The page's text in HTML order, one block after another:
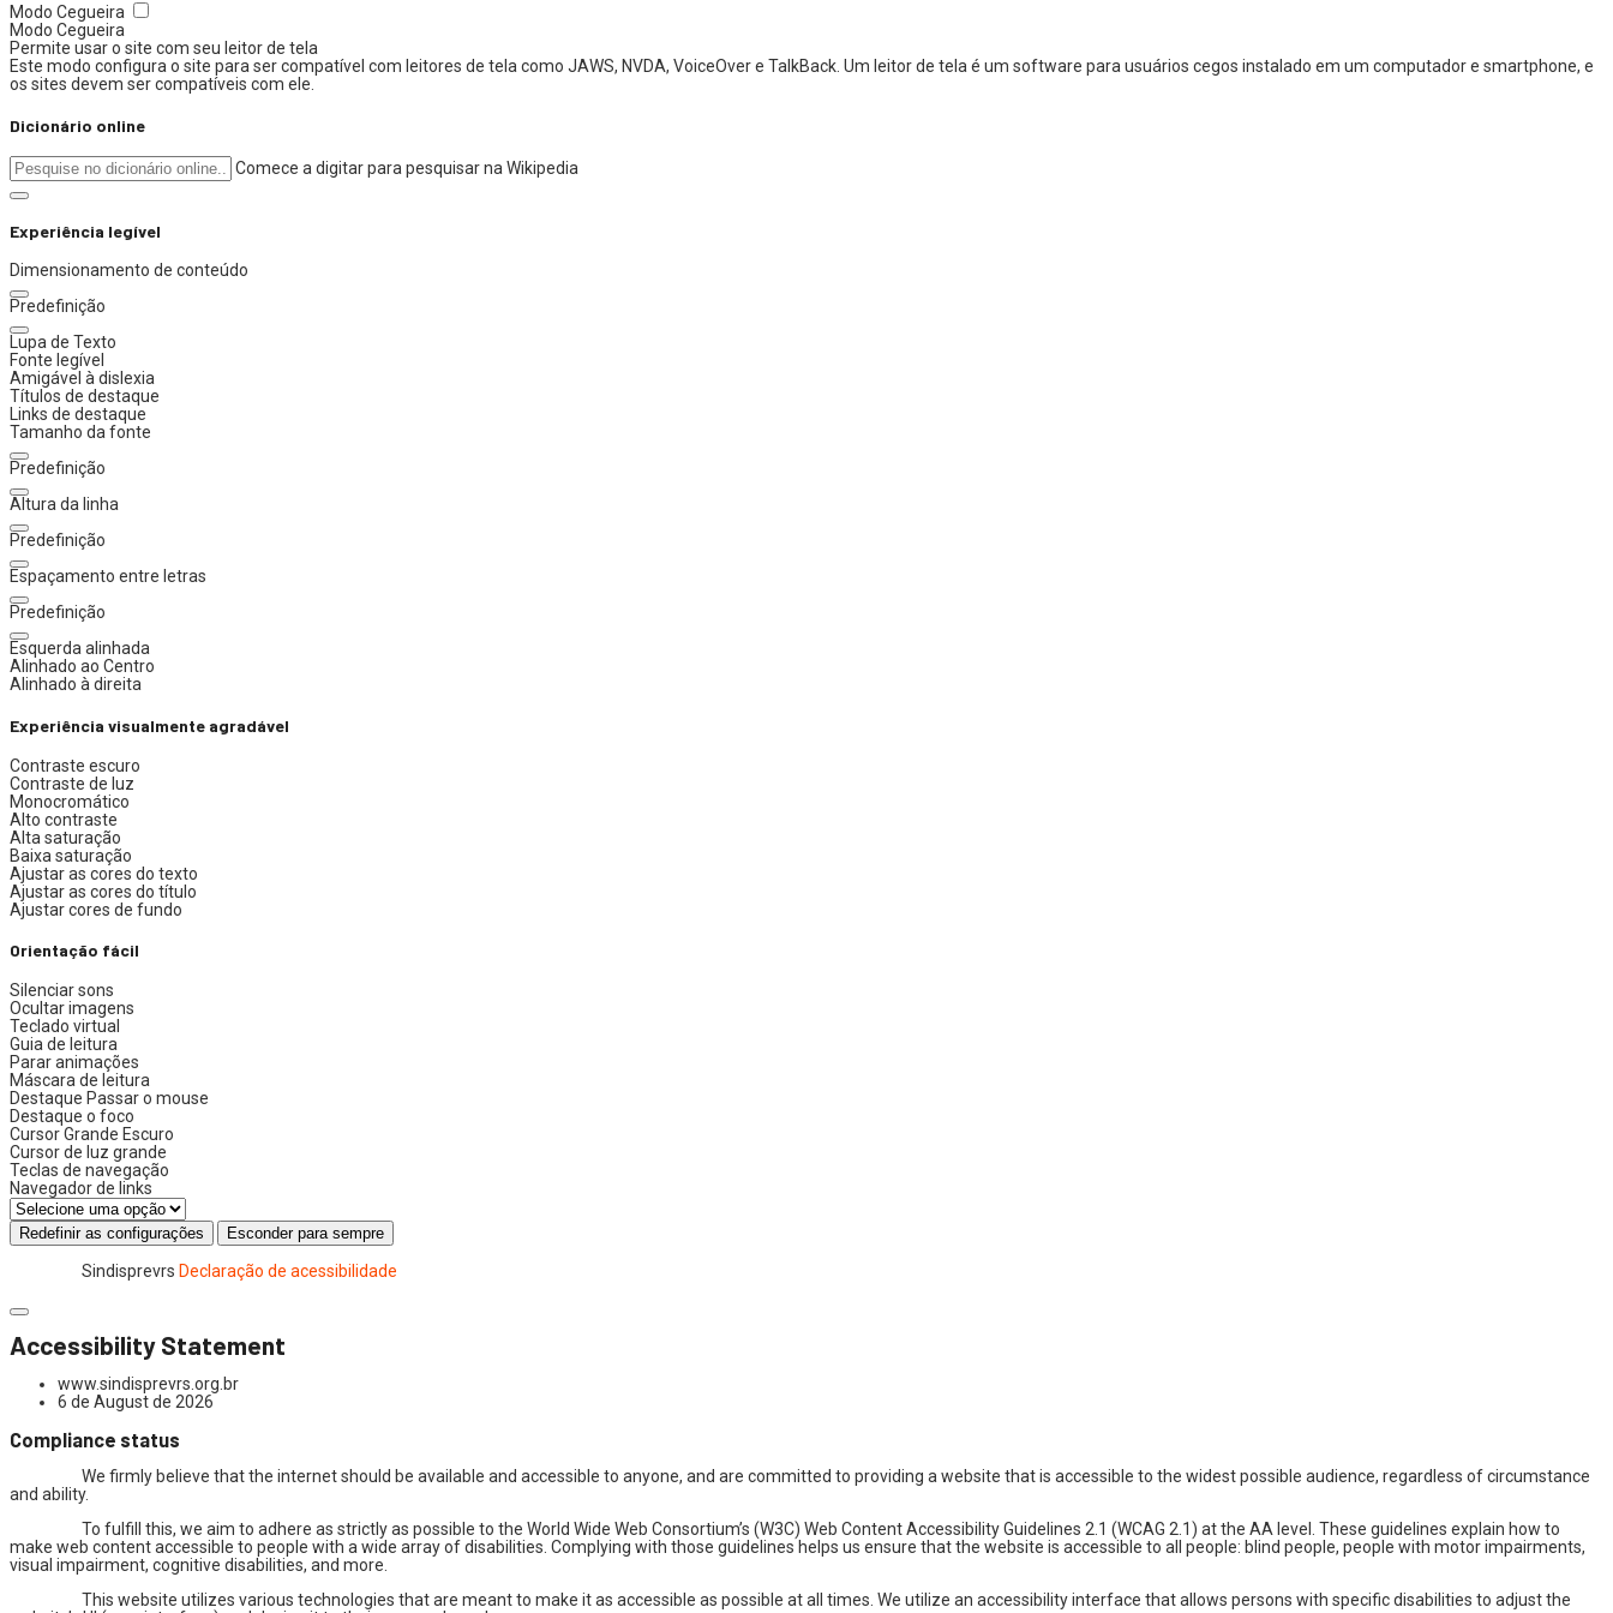
Modo Cegueira
Modo Cegueira
Permite usar o site com seu leitor de tela
Este modo configura o site para ser compatível com leitores de tela como JAWS, NVDA, VoiceOver e TalkBack. Um leitor de tela é um software para usuários cegos instalado em um computador e smartphone, e
os sites devem ser compatíveis com ele.
Dicionário online
Comece a digitar para pesquisar na Wikipedia
Experiência legível
Dimensionamento de conteúdo
Predefinição
Lupa de Texto
Fonte legível
Amigável à dislexia
Títulos de destaque
Links de destaque
Tamanho da fonte
Predefinição
Altura da linha
Predefinição
Espaçamento entre letras
Predefinição
Esquerda alinhada
Alinhado ao Centro
Alinhado à direita
Experiência visualmente agradável
Contraste escuro
Contraste de luz
Monocromático
Alto contraste
Alta saturação
Baixa saturação
Ajustar as cores do texto
Ajustar as cores do título
Ajustar cores de fundo
Orientação fácil
Silenciar sons
Ocultar imagens
Teclado virtual
Guia de leitura
Parar animações
Máscara de leitura
Destaque Passar o mouse
Destaque o foco
Cursor Grande Escuro
Cursor de luz grande
Teclas de navegação
Navegador de links
Redefinir as configurações Esconder para sempre
Sindisprevrs Declaração de acessibilidade
Accessibility Statement
www.sindisprevrs.org.br
6 de August de 2026
Compliance status
We firmly believe that the internet should be available and accessible to anyone, and are committed to providing a website that is accessible to the widest possible audience, regardless of circumstance
and ability.
To fulfill this, we aim to adhere as strictly as possible to the World Wide Web Consortium’s (W3C) Web Content Accessibility Guidelines 2.1 (WCAG 2.1) at the AA level. These guidelines explain how to
make web content accessible to people with a wide array of disabilities. Complying with those guidelines helps us ensure that the website is accessible to all people: blind people, people with motor impairments,
visual impairment, cognitive disabilities, and more.
This website utilizes various technologies that are meant to make it as accessible as possible at all times. We utilize an accessibility interface that allows persons with specific disabilities to adjust the